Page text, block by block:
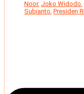
Noor, Joko Widodo,
Subianto, Presiden RI